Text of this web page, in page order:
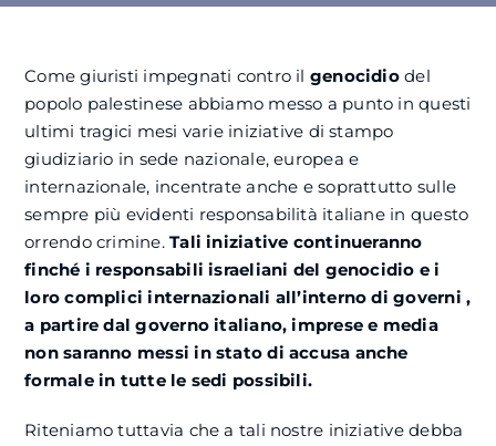
BENI COMUNI
NEWS
Come giuristi impegnati contro il genocidiodel
popolo palestinese abbiamo messo a punto in questi
ultimi tragici mesi varie iniziative di stampo
giudiziario in sede nazionale, europea e
internazionale, incentrate anche e soprattutto sulle
sempre più evidenti responsabilità italiane in questo
orrendo crimine.Tali iniziative continueranno
finché i responsabili israeliani del genocidio e i
loro complici internazionali all’interno di governi ,
a partire dal governo italiano, imprese e media
non saranno messi in stato di accusa anche
formale in tutte le sedi possibili.
Riteniamo tuttavia che a tali nostre iniziative debba